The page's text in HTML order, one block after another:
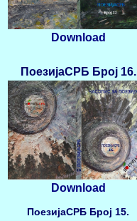
Download
ПоезијаСРБ Број 16.
Download
ПоезијаСРБ Број 15.